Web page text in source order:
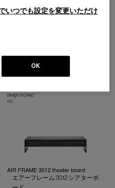
IXC
LOTUS theater board
Design : IXC R&D
IXC
AIR FRAME 3012 theater board
エアーフレーム 3012 シアターボ
いつでも設定を変更いただけ
OK